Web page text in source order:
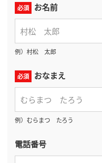
必須 お名前
例）村松 太郎
必須 おなまえ
例）むらまつ たろう
電話番号